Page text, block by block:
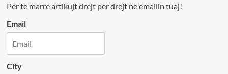
Per te marre artikujt drejt per drejt ne emailin tuaj!
Email
City